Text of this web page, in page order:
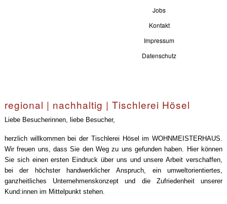
Jobs
Kontakt
Impressum
Datenschutz
regional | nachhaltig | Tischlerei Hösel
Liebe Besucherinnen, liebe Besucher,
herzlich willkommen bei der Tischlerei Hösel im WOHNMEISTERHAUS.
Wir freuen uns, dass Sie den Weg zu uns gefunden haben. Hier können
Sie sich einen ersten Eindruck über uns und unsere Arbeit verschaffen,
bei der höchster handwerklicher Anspruch, ein umweltorientiertes,
ganzheitliches Unternehmenskonzept und die Zufriedenheit unserer
Kund:innen im Mittelpunkt stehen.